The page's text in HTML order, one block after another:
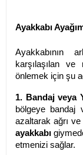
Ayakkabı
Ayakkabının
karşılaşılan
önlemek için şu
1. Bandaj veya
bölgeye bandaj
azaltarak ağrı
ayakkabı
etmenizi sağlar.